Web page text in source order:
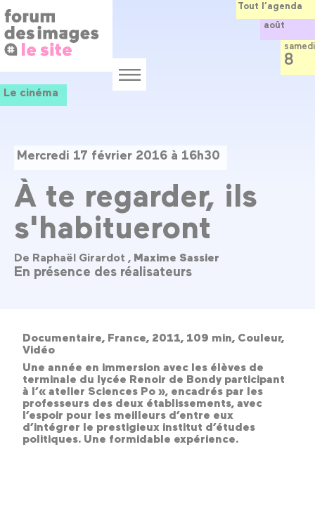
au
contenu
principal
Menu
Le cinéma
Mercredi 17 février 2016 à 16h30
À te regarder, ils
s'habitueront
De Raphaël Girardot , Maxime Sassier
En présence des réalisateurs
Documentaire, France, 2011, 109 min, Couleur,
Vidéo
Une année en immersion avec les élèves de
terminale du lycée Renoir de Bondy participant
à l’« atelier Sciences Po », encadrés par les
professeurs des deux établissements, avec
l’espoir pour les meilleurs d’entre eux
d’intégrer le prestigieux institut d’études
politiques. Une formidable expérience.
Tout l’agenda
août
samedi
8